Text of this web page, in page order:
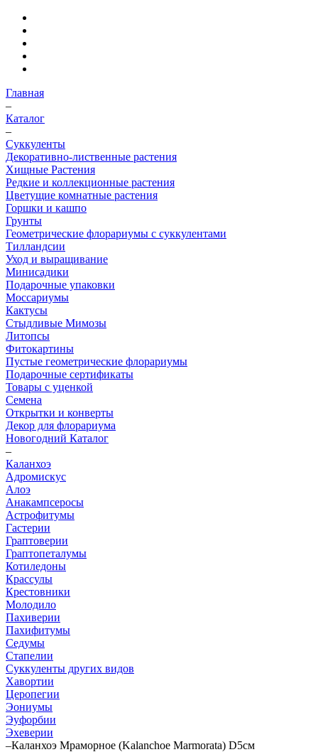
Главная
–
Каталог
–
Суккуленты
Декоративно-лиственные растения
Хищные Растения
Редкие и коллекционные растения
Цветущие комнатные растения
Горшки и кашпо
Грунты
Геометрические флорариумы с суккулентами
Тилландсии
Уход и выращивание
Минисадики
Подарочные упаковки
Моссариумы
Кактусы
Стыдливые Мимозы
Литопсы
Фитокартины
Пустые геометрические флорариумы
Подарочные сертификаты
Товары с уценкой
Семена
Открытки и конверты
Декор для флорариума
Новогодний Каталог
–
Каланхоэ
Адромискус
Алоэ
Анакампсеросы
Астрофитумы
Гастерии
Граптоверии
Граптопеталумы
Котиледоны
Крассулы
Крестовники
Молодило
Пахиверии
Пахифитумы
Седумы
Стапелии
Суккуленты других видов
Хавортии
Церопегии
Эониумы
Эуфорбии
Эхеверии
–Каланхоэ Мраморное (Kalanchoe Marmorata) D5см